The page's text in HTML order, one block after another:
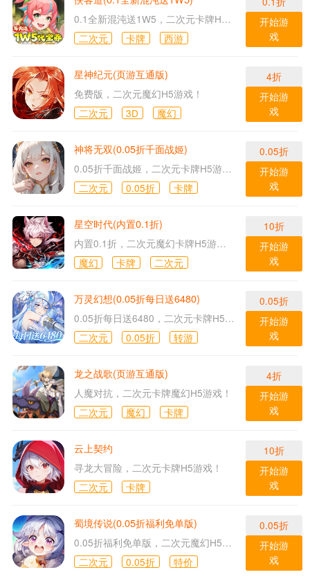
0.1全新混沌送1W5，二次元卡牌H5游戏！
二次元
卡牌 西游
开始游
戏
星神纪元(页游互通版)
免费版，二次元魔幻H5游戏！
二次元
3D 魔幻
4折
开始游
戏
神将无双(0.05折千面战姬)
0.05折千面战姬，二次元卡牌H5游戏！
二次元
0.05折 卡牌
0.05折
开始游
戏
星空时代(内置0.1折)
内置0.1折，二次元魔幻卡牌H5游戏！
魔幻
卡牌 二次元
10折
开始游
戏
万灵幻想(0.05折每日送6480)
0.05折每日送6480，二次元卡牌H5游戏！
二次元
0.05折 转游
0.05折
开始游
戏
龙之战歌(页游互通版)
人魔对抗，二次元卡牌魔幻H5游戏！
二次元
魔幻 卡牌
4折
开始游
戏
云上契约
寻龙大冒险，二次元卡牌H5游戏！
二次元
卡牌
10折
开始游
戏
蜀境传说(0.05折福利免单版)
0.05折福利免单版，二次元魔幻H5游戏！
二次元
0.05折 特价
0.05折
开始游
戏